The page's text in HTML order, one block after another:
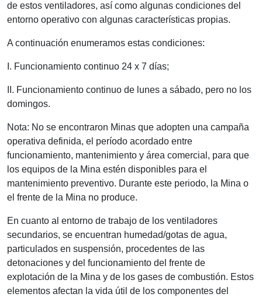
de estos ventiladores, así como algunas condiciones del
entorno operativo con algunas características propias.
A continuación enumeramos estas condiciones:
I. Funcionamiento continuo 24 x 7 días;
II. Funcionamiento continuo de lunes a sábado, pero no los
domingos.
Nota: No se encontraron Minas que adopten una campaña
operativa definida, el período acordado entre
funcionamiento, mantenimiento y área comercial, para que
los equipos de la Mina estén disponibles para el
mantenimiento preventivo. Durante este periodo, la Mina o
el frente de la Mina no produce.
En cuanto al entorno de trabajo de los ventiladores
secundarios, se encuentran humedad/gotas de agua,
particulados en suspensión, procedentes de las
detonaciones y del funcionamiento del frente de
explotación de la Mina y de los gases de combustión. Estos
elementos afectan la vida útil de los componentes del